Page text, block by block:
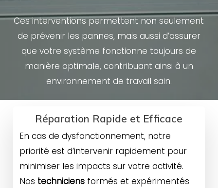
Ces interventions permettent non seulement
de prévenir les pannes, mais aussi d’assurer
que votre système fonctionne toujours de
manière optimale, contribuant ainsi à un
environnement de travail sain.
Réparation Rapide et Efficace
En cas de dysfonctionnement, notre
priorité est d’intervenir rapidement pour
minimiser les impacts sur votre activité.
Nos techniciens formés et expérimentés